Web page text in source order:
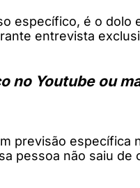
específico, é o
entrevista
no Youtube ou
previsão
pessoa não saiu